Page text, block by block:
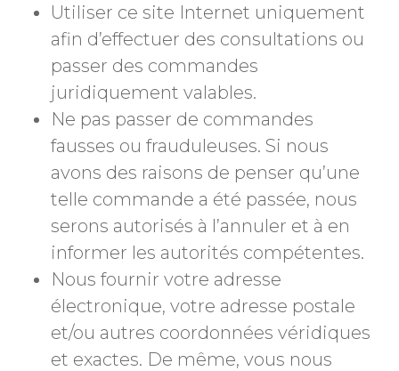
Utiliser ce site Internet uniquement
afin d’effectuer des consultations ou
passer des commandes
juridiquement valables.
Ne pas passer de commandes
fausses ou frauduleuses. Si nous
avons des raisons de penser qu’une
telle commande a été passée, nous
serons autorisés à l’annuler et à en
informer les autorités compétentes.
Nous fournir votre adresse
électronique, votre adresse postale
et/ou autres coordonnées véridiques
et exactes. De même, vous nous